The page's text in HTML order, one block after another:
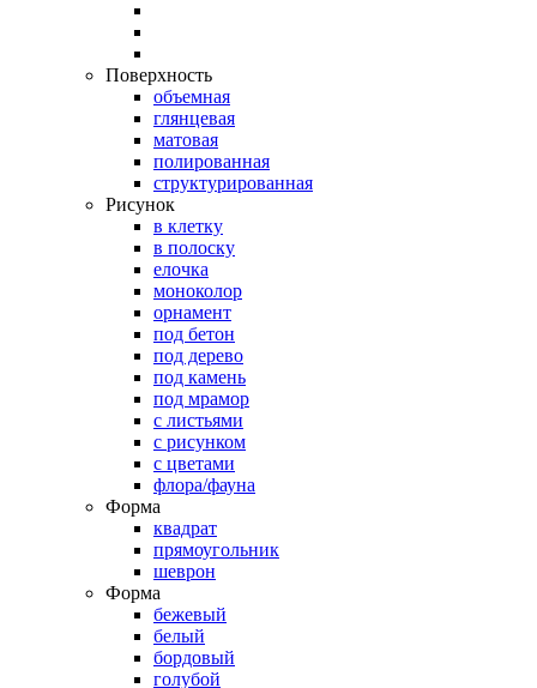
Поверхность
объемная
глянцевая
матовая
полированная
структурированная
Рисунок
в клетку
в полоску
елочка
моноколор
орнамент
под бетон
под дерево
под камень
под мрамор
с листьями
с рисунком
с цветами
флора/фауна
Форма
квадрат
прямоугольник
шеврон
Форма
бежевый
белый
бордовый
голубой